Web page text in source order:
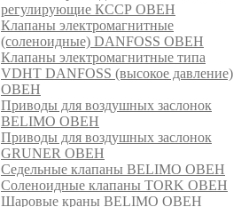
регулирующие КССР ОВЕН
Клапаны электромагнитные
(соленоидные) DANFOSS ОВЕН
Клапаны электромагнитные типа
VDHT DANFOSS (высокое давление)
ОВЕН
Приводы для воздушных заслонок
BELIMO ОВЕН
Приводы для воздушных заслонок
GRUNER ОВЕН
Седельные клапаны BELIMO ОВЕН
Соленоидные клапаны TORK ОВЕН
Шаровые краны BELIMO ОВЕН